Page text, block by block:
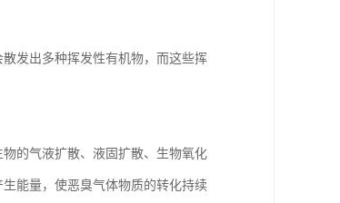
发出多种挥发性有机物，而这些挥
的气液扩散、液固扩散、生物氧化
能量，使恶臭气体物质的转化持续